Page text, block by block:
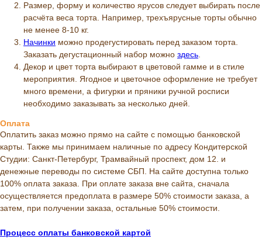
Размер, форму и количество ярусов следует выбирать после
расчёта веса торта. Например, трехъярусные торты обычно
не менее 8-10 кг.
Начинки можно продегустировать перед заказом торта.
Заказать дегустационный набор можно здесь.
Декор и цвет торта выбирают в цветовой гамме и в стиле
мероприятия. Ягодное и цветочное оформление не требует
много времени, а фигурки и пряники ручной росписи
необходимо заказывать за несколько дней.
Оплата
Оплатить заказ можно прямо на сайте с помощью банковской
карты. Также мы принимаем наличные по адресу Кондитерской
Студии: Санкт-Петербург, Трамвайный проспект, дом 12. и
денежные переводы по системе СБП. На сайте доступна только
100% оплата заказа. При оплате заказа вне сайта, сначала
осуществляется предоплата в размере 50% стоимости заказа, а
затем, при получении заказа, остальные 50% стоимости.
Процесс оплаты банковской картой